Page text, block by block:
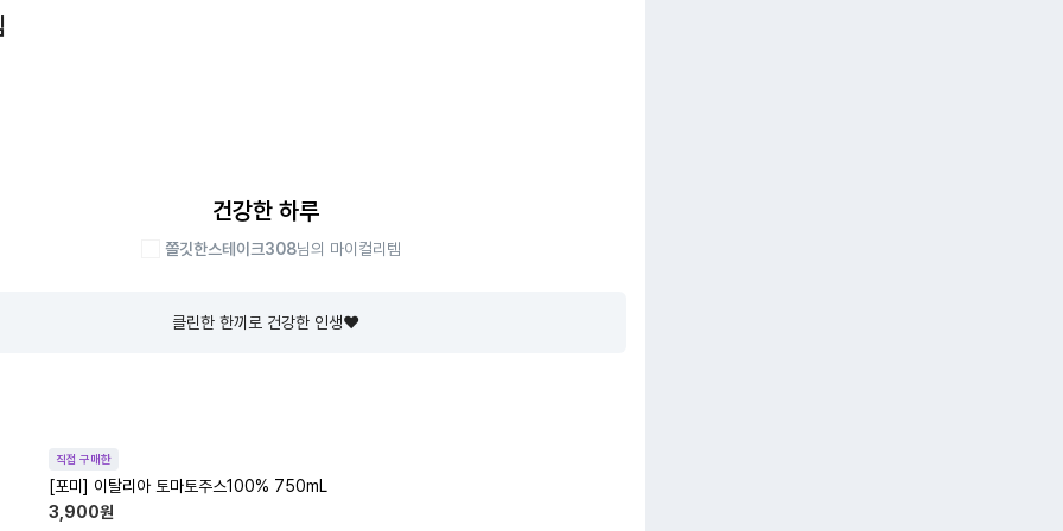
건강한 하루
쫄깃한스테이크308님의 마이컬리템
클린한 한끼로 건강한 인생❤
직접 구매한
[포미] 이탈리아 토마토주스100% 750mL
3,900원